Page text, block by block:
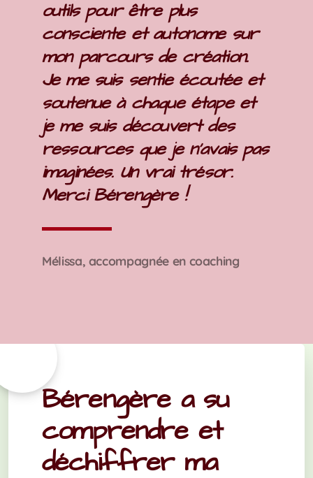
outils pour être plus
consciente et autonome sur
mon parcours de création.
Je me suis sentie écoutée et
soutenue à chaque étape et
je me suis découvert des
ressources que je n'avais pas
imaginées. Un vrai trésor.
Merci Bérengère !
Mélissa, accompagnée en coaching
Bérengère a su
comprendre et
déchiffrer ma